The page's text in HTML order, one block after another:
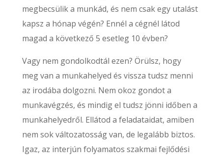
megbecsülik a munkád, és nem csak egy utalást
kapsz a hónap végén? Ennél a cégnél látod
magad a következő 5 esetleg 10 évben?
Vagy nem gondolkodtál ezen? Örülsz, hogy
meg van a munkahelyed és vissza tudsz menni
az irodába dolgozni. Nem okoz gondot a
munkavégzés, és mindig el tudsz jönni időben a
munkahelyedről. Ellátod a feladataidat, amiben
nem sok változatosság van, de legalább biztos.
Igaz, az interjún folyamatos szakmai fejlődési